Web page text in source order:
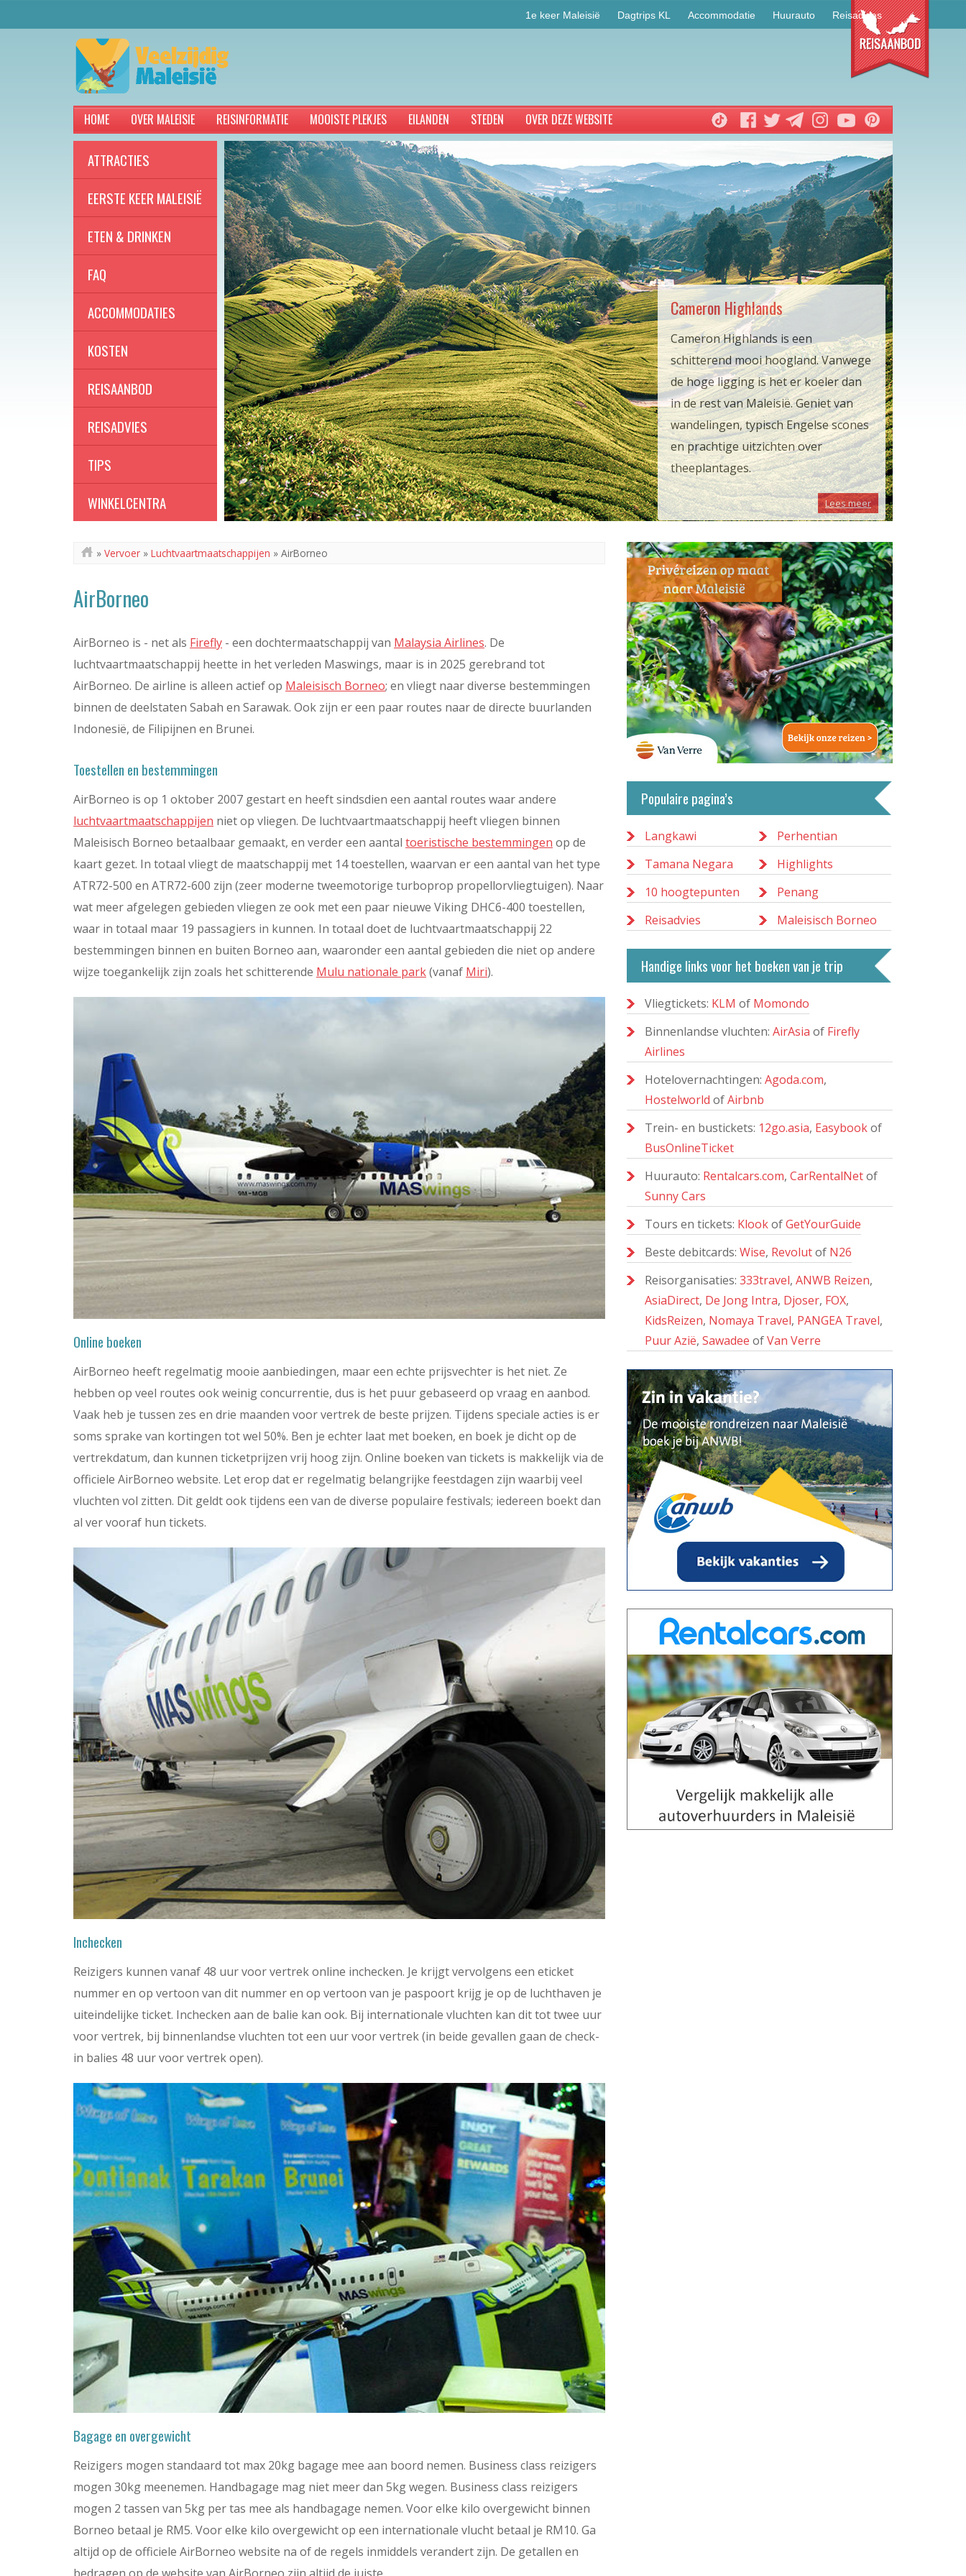
1e keer Maleisië Dagtrips KL Accommodatie Huurauto Reisadvies
HOME OVER MALEISIE REISINFORMATIE MOOISTE PLEKJES EILANDEN STEDEN OVER DEZE WEBSITE
ATTRACTIES
EERSTE KEER MALEISIË
ETEN & DRINKEN
FAQ
ACCOMMODATIES
KOSTEN
REISAANBOD
REISADVIES
TIPS
WINKELCENTRA
Cameron Highlands
Cameron Highlands is een
schitterend mooi hoogland. Vanwege
de hoge ligging is het er koeler dan
in de rest van Maleisië. Geniet van
wandelingen, typisch Engelse scones
en prachtige uitzichten over
theeplantages.
Lees meer
Perhentian
Perhentian bestaat uit een groot en
een kleiner eiland. Beide
bountyeilanden bieden een
fantastische duik- en
snorkelfaciliteiten. Er heerst een
relaxte sfeer en er zijn leuke resorts,
duikscholen.
Langkawi
Langkawi is een populaire
bestemming en heeft diverse
bezienswaardigheden, prachtige
jungles en mooie stranden. Er is
accommodatie voor elk type reiziger;
variërend van basic guesthouses tot
Lees meer
Taman Negara
Taman Negara is een van 's werelds
oudste primaire regenwouden en is
een populaire bestemming voor
ecotoerisme. Het nationale park is
gemakkelijk bereikbaar vanaf Kuala
Lumpur en biedt een perfecte
jungle-experience.
Lees meer
» Vervoer » Luchtvaartmaatschappijen » AirBorneo
AirBorneo
AirBorneo is - net als Firefly - een dochtermaatschappij van Malaysia Airlines. De
luchtvaartmaatschappij heette in het verleden Maswings, maar is in 2025 gerebrand tot
AirBorneo. De airline is alleen actief op Maleisisch Borneo; en vliegt naar diverse bestemmingen
binnen de deelstaten Sabah en Sarawak. Ook zijn er een paar routes naar de directe buurlanden
Indonesië, de Filipijnen en Brunei.
Toestellen en bestemmingen
AirBorneo is op 1 oktober 2007 gestart en heeft sindsdien een aantal routes waar andere
luchtvaartmaatschappijen niet op vliegen. De luchtvaartmaatschappij heeft vliegen binnen
Maleisisch Borneo betaalbaar gemaakt, en verder een aantal toeristische bestemmingen op de
kaart gezet. In totaal vliegt de maatschappij met 14 toestellen, waarvan er een aantal van het type
ATR72-500 en ATR72-600 zijn (zeer moderne tweemotorige turboprop propellorvliegtuigen). Naar
wat meer afgelegen gebieden vliegen ze ook met een paar nieuwe Viking DHC6-400 toestellen,
waar in totaal maar 19 passagiers in kunnen. In totaal doet de luchtvaartmaatschappij 22
bestemmingen binnen en buiten Borneo aan, waaronder een aantal gebieden die niet op andere
wijze toegankelijk zijn zoals het schitterende Mulu nationale park(vanaf Miri).
Online boeken
AirBorneo heeft regelmatig mooie aanbiedingen, maar een echte prijsvechter is het niet. Ze
hebben op veel routes ook weinig concurrentie, dus is het puur gebaseerd op vraag en aanbod.
Vaak heb je tussen zes en drie maanden voor vertrek de beste prijzen. Tijdens speciale acties is er
soms sprake van kortingen tot wel 50%. Ben je echter laat met boeken, en boek je dicht op de
vertrekdatum, dan kunnen ticketprijzen vrij hoog zijn. Online boeken van tickets is makkelijk via de
officiele AirBorneo website. Let erop dat er regelmatig belangrijke feestdagen zijn waarbij veel
vluchten vol zitten. Dit geldt ook tijdens een van de diverse populaire festivals; iedereen boekt dan
al ver vooraf hun tickets.
Inchecken
Reizigers kunnen vanaf 48 uur voor vertrek online inchecken. Je krijgt vervolgens een eticket
nummer en op vertoon van dit nummer en op vertoon van je paspoort krijg je op de luchthaven je
uiteindelijke ticket. Inchecken aan de balie kan ook. Bij internationale vluchten kan dit tot twee uur
voor vertrek, bij binnenlandse vluchten tot een uur voor vertrek (in beide gevallen gaan de check-
in balies 48 uur voor vertrek open).
Bagage en overgewicht
Reizigers mogen standaard tot max 20kg bagage mee aan boord nemen. Business class reizigers
mogen 30kg meenemen. Handbagage mag niet meer dan 5kg wegen. Business class reizigers
mogen 2 tassen van 5kg per tas mee als handbagage nemen. Voor elke kilo overgewicht binnen
Borneo betaal je RM5. Voor elke kilo overgewicht op een internationale vlucht betaal je RM10. Ga
altijd op de officiele AirBorneo website na of de regels inmiddels verandert zijn. De getallen en
Populaire pagina’s
Langkawi
Perhentian
Tamana Negara
Highlights
10 hoogtepunten
Penang
Reisadvies
Maleisisch Borneo
Handige links voor het boeken van je trip
Vliegtickets: KLM of Momondo
Binnenlandse vluchten: AirAsia of Firefly
Airlines
Hotelovernachtingen: Agoda.com,
Hostelworld ofAirbnb
Trein- en bustickets: 12go.asia, Easybookof
BusOnlineTicket
Huurauto: Rentalcars.com, CarRentalNetof
Sunny Cars
Tours en tickets: KlookofGetYourGuide
Beste debitcards: Wise, Revolutof N26
Reisorganisaties: 333travel, ANWB Reizen,
AsiaDirect, De Jong Intra, Djoser, FOX,
KidsReizen, Nomaya Travel, PANGEA Travel,
Puur Azië, Sawadee ofVan Verre